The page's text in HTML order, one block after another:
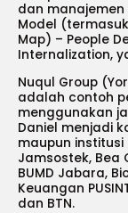
dan manajemen
Model
Map) – People
Internalization,
Nuqul Group
adalah contoh
menggunakan
Daniel menjadi
maupun
Jamsostek, Bea
BUMD Jabara,
Keuangan
dan BTN.